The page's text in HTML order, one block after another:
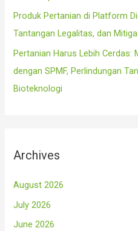
Produk Pertanian di Platform
Tantangan Legalitas, dan
Pertanian Harus Lebih Cerdas:
dengan SPMF, Perlindungan
Bioteknologi
Archives
August 2026
July 2026
June 2026